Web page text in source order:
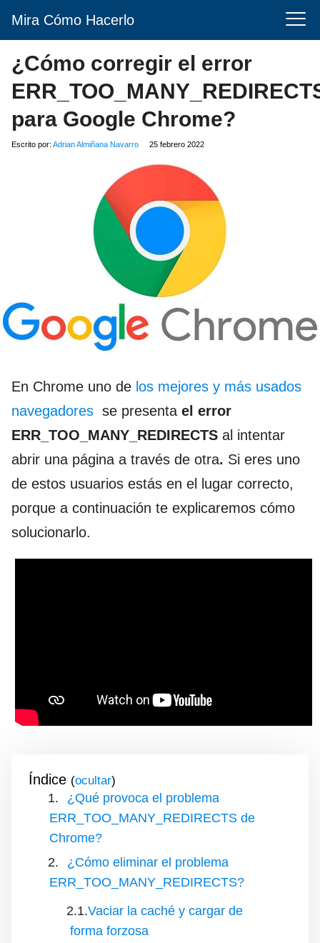
Mira Cómo Hacerlo
¿Cómo corregir el error
para Google Chrome?
Escrito por: Adrian Almiñana Navarro 25 febrero 2022
En Chrome uno de los mejores y más usados
navegadores se presenta el error
ERR_TOO_MANY_REDIRECTS al intentar
abrir una página a través de otra. Si eres uno
de estos usuarios estás en el lugar correcto,
porque a continuación te explicaremos cómo
solucionarlo.
Índice ( )
¿Qué provoca el problema
ERR_TOO_MANY_REDIRECTS de
Chrome?
¿Cómo eliminar el problema
ERR_TOO_MANY_REDIRECTS?
Vaciar la caché y cargar de
forma forzosa